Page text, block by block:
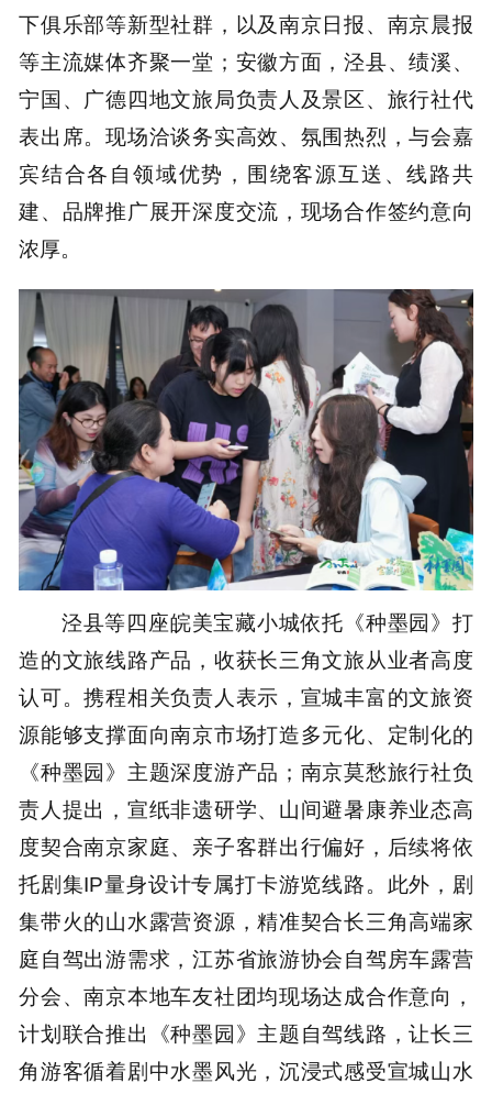
下俱乐部等新型社群，以及南京日报、南京晨报
等主流媒体齐聚一堂；安徽方面，泾县、绩溪、
宁国、广德四地文旅局负责人及景区、旅行社代
表出席。现场洽谈务实高效、氛围热烈，与会嘉
宾结合各自领域优势，围绕客源互送、线路共
建、品牌推广展开深度交流，现场合作签约意向
浓厚。
泾县等四座皖美宝藏小城依托《种墨园》打
造的文旅线路产品，收获长三角文旅从业者高度
认可。携程相关负责人表示，宣城丰富的文旅资
源能够支撑面向南京市场打造多元化、定制化的
《种墨园》主题深度游产品；南京莫愁旅行社负
责人提出，宣纸非遗研学、山间避暑康养业态高
度契合南京家庭、亲子客群出行偏好，后续将依
托剧集IP量身设计专属打卡游览线路。此外，剧
集带火的山水露营资源，精准契合长三角高端家
庭自驾出游需求，江苏省旅游协会自驾房车露营
分会、南京本地车友社团均现场达成合作意向，
计划联合推出《种墨园》主题自驾线路，让长三
角游客循着剧中水墨风光，沉浸式感受宣城山水